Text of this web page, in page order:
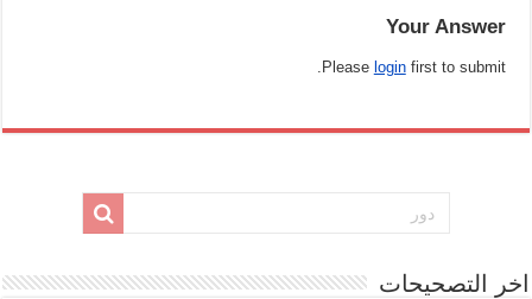
Your Answer
Please loginfirst to submit.
اخر التصحيحات